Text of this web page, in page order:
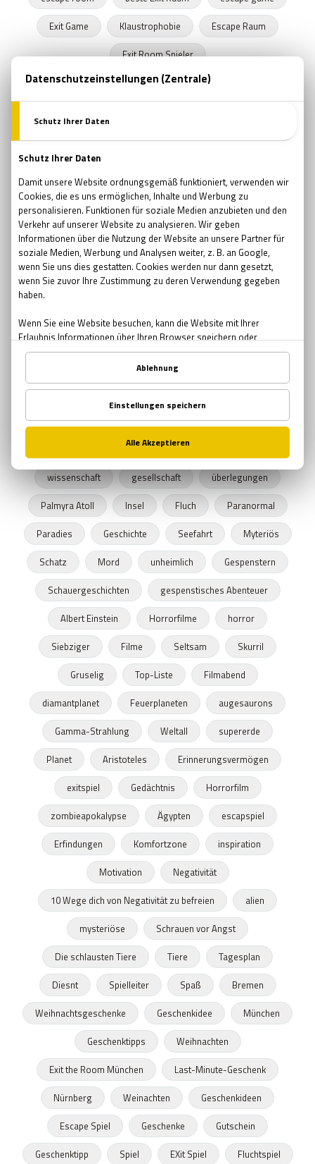
Exit Game
Klaustrophobie
Escape Raum
Exit Room Spieler
Persönlichkeitstypen in den Exit Räumen
Exit Rooms machen glücklich
Exit Room Statistik
Rätsel
Rätsel lösen Exit The Room
memory
Gehirn Gehirntraining
Zombie-Apokalypse
verschwörungstheorie
conspiracy
internet popkultur
verrück
spanned
escapegame
escapespiel
praktisch interessant
sci-fi
unglaublich smart
ideen
kreativ
zukunft menscheit
welt
entwicklung
wissenschaft
gesellschaft
überlegungen
Palmyra Atoll
Insel Fluch
Paranormal
Paradies
Geschichte Seefahrt
Myteriös
Schatz
Mord unheimlich
Gespenstern
Schauergeschichten
gespenstisches Abenteuer
Albert Einstein
Horrorfilme
horror
Siebziger
Filme Seltsam
Skurril
Gruselig
Top-Liste
Filmabend
diamantplanet
Feuerplaneten
augesaurons
Gamma-Strahlung
Weltall
supererde
Planet
Aristoteles
Erinnerungsvermögen
exitspiel
Gedächtnis
Horrorfilm
zombieapokalypse
Ägypten
escapspiel
Erfindungen
Komfortzone
inspiration
Motivation
Negativität
10 Wege dich von Negativität zu befreien
alien
mysteriöse
Schrauen vor Angst
Die schlausten Tiere
Tiere
Tagesplan
Diesnt
Spielleiter Spaß
Bremen
Weihnachtsgeschenke
Geschenkidee
München
Geschenktipps
Weihnachten
Exit the Room München
Last-Minute-Geschenk
Nürnberg
Weinachten
Geschenkideen
Escape Spiel
Geschenke
Gutschein
Geschenktipp
Spiel EXit Spiel
Fluchtspiel